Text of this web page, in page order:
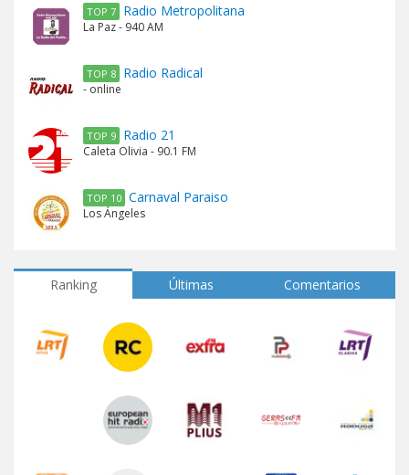
TOP 7 Radio Metropolitana
La Paz - 940 AM
TOP 8 Radio Radical
- online
TOP 9 Radio 21
Caleta Olivia - 90.1 FM
TOP 10 Carnaval Paraiso
Los Ángeles
Ranking Últimas Comentarios